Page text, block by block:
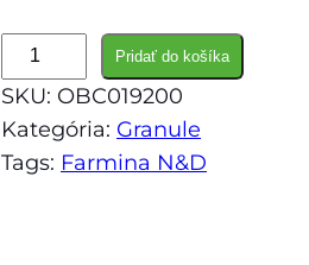
n
o
ž
Pridať do košíka
SKU: OBC019200
Kategória: Granule
Tags: Farmina N&D